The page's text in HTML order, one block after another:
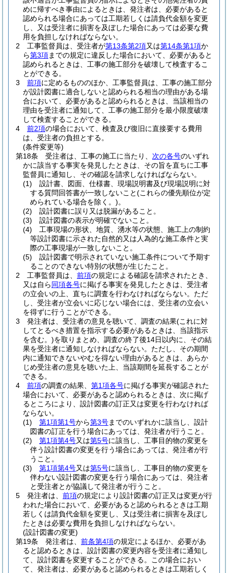
めに帰すべき事由によるときは、発注者は、必要があると
認められる場合にあっては工期若しくは請負代金額を変更
し、又は受注者に損害を及ぼした場合にあっては必要な費
用を負担しなければならない。
2
工事監督員は、受注者が第13条第2項又は第14条第1項か
ら第3項までの規定に違反した場合において、必要があると
認められるときは、工事の施工部分を破壊して検査するこ
とができる。
3
前項に定めるもののほか、工事監督員は、工事の施工部分
が設計図書に適合しないと認められる相当の理由がある場
合において、必要があると認められるときは、当該相当の
理由を受注者に通知して、工事の施工部分を最小限度破壊
して検査することができる。
4
前2項の場合において、検査及び復旧に直接要する費用
は、受注者の負担とする。
(条件変更等)
第18条
受注者は、工事の施工に当たり、 次の各号のいずれ
かに該当する事実を発見したときは、その旨を直ちに工事
監督員に通知し、その確認を請求しなければならない。
(1)
設計書、図面、仕様書、現場説明書及び現場説明に対
する質問回答書が一致しないこと(これらの優先順位が定
められている場合を除く。)。
(2)
設計図書に誤り又は脱漏があること。
(3)
設計図書の表示が明確でないこと。
(4)
工事現場の形状、地質、湧水等の状態、施工上の制約
等設計図書に示された自然的又は人為的な施工条件と実
際の工事現場が一致しないこと。
(5)
設計図書で明示されていない施工条件について予期す
ることのできない特別の状態が生じたこと。
2
工事監督員は、 前項の規定による確認を請求されたとき、
又は自ら同項各号に掲げる事実を発見したときは、受注者
の立会いの上、直ちに調査を行わなければならない。 ただ
し、受注者が立会いに応じない場合には、受注者の立会い
を得ずに行うことができる。
3
発注者は、受注者の意見を聴いて、調査の結果(これに対
してとるべき措置を指示する必要があるときは、当該指示
を含む。)を取りまとめ、調査の終了後14日以内に、その結
果を受注者に通知しなければならない。 ただし、その期間
内に通知できないやむを得ない理由があるときは、あらか
じめ受注者の意見を聴いた上、当該期間を延長することが
できる。
4
前項の調査の結果、 第1項各号に掲げる事実が確認された
場合において、必要があると認められるときは、次に掲げ
るところにより、設計図書の訂正又は変更を行わなければ
ならない。
(1)
第1項第1号から第3号までのいずれかに該当し、設計
図書の訂正を行う場合にあっては、発注者が行うこと。
(2)
第1項第4号又は第5号に該当し、工事目的物の変更を
伴う設計図書の変更を行う場合にあっては、発注者が行
うこと。
(3)
第1項第4号又は第5号に該当し、工事目的物の変更を
伴わない設計図書の変更を行う場合にあっては、発注者
と受注者とが協議して発注者が行うこと。
5
発注者は、 前項の規定により設計図書の訂正又は変更が行
われた場合において、必要があると認められるときは工期
若しくは請負代金額を変更し、又は受注者に損害を及ぼし
たときは必要な費用を負担しなければならない。
(設計図書の変更)
第19条
発注者は、 前条第4項の規定によるほか、必要があ
ると認めるときは、設計図書の変更内容を受注者に通知し
て、設計図書を変更することができる。
この場合におい
て、発注者は、必要があると認められるときは工期若しく